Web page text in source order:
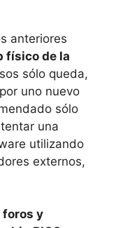
anteriores
físico de la
sólo queda,
uno nuevo
sólo
una
utilizando
externos,
foros y